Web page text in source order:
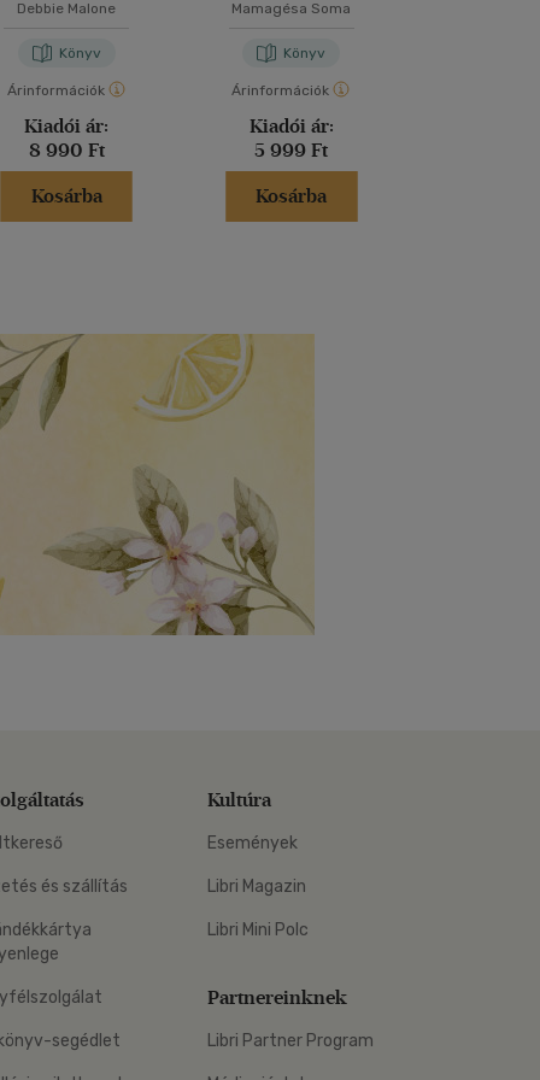
Debbie Malone
Könyv
Árinformációk
Kiadói ár:
8 990 Ft
Kosárba
Mamagésa Soma
Könyv
Árinformációk
Kiadói ár:
5 999 Ft
Kosárba
és szállítás
segédlet
Kultúra
Események
Libri Magazin
Libri Mini Polc
Partnereinknek
Libri Partner Program